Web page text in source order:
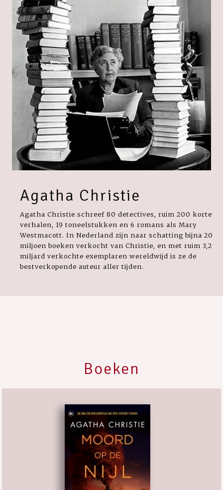
Agatha Christie
Agatha Christie schreef 80 detectives, ruim 200 korte
verhalen, 19 toneelstukken en 6 romans als Mary
Westmacott. In Nederland zijn naar schatting bijna 20
miljoen boeken verkocht van Christie, en met ruim 3,2
miljard verkochte exemplaren wereldwijd is ze de
bestverkopende auteur aller tijden.
Boeken